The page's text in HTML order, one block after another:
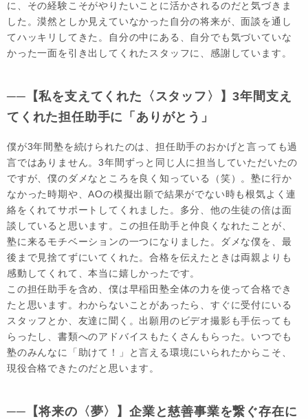
に、その経験こそがやりたいことに活かされるのだと気づきま
した。漠然としか見えていなかった自分の将来が、面談を通し
てハッキリしてきた。自分の中にある、自分でも気づいていな
かった一面を引き出してくれたスタッフに、感謝しています。
──【私を支えてくれた〈スタッフ〉】3年間支え
てくれた担任助手に「ありがとう」
僕が3年間塾を続けられたのは、担任助手のおかげと言っても過
言ではありません。3年間ずっと同じ人に担当していただいたの
ですが、僕のダメなところを良く知っている（笑）。塾に行か
なかった時期や、AOの模擬出願で結果がでない時も根気よく連
絡をくれてサポートしてくれました。多分、他の生徒の倍は面
談していると思います。この担任助手と仲良くなれたことが、
塾に来るモチベーションの一つになりました。ダメな僕を、最
後まで見捨てずにいてくれた。合格を伝えたときは両親よりも
感動してくれて、本当に嬉しかったです。
この担任助手を含め、僕は早稲田塾全体の力を使って合格でき
たと思います。わからないことがあったら、すぐに受付にいる
スタッフとか、友達に聞く。出願用のビデオ撮影も手伝っても
らったし、書類へのアドバイスもたくさんもらった。いつでも
塾のみんなに「助けて！」と言える環境にいられたからこそ、
現役合格できたのだと思います。
──【将来の〈夢〉】企業と慈善事業を繋ぐ存在に